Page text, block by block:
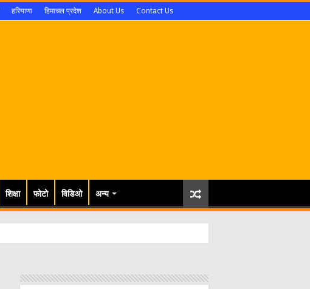
हरियाणा हिमाचल प्रदेश About Us Contact Us
शिक्षा फोटो विडिओ अन्य